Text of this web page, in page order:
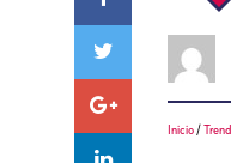
Inicio /